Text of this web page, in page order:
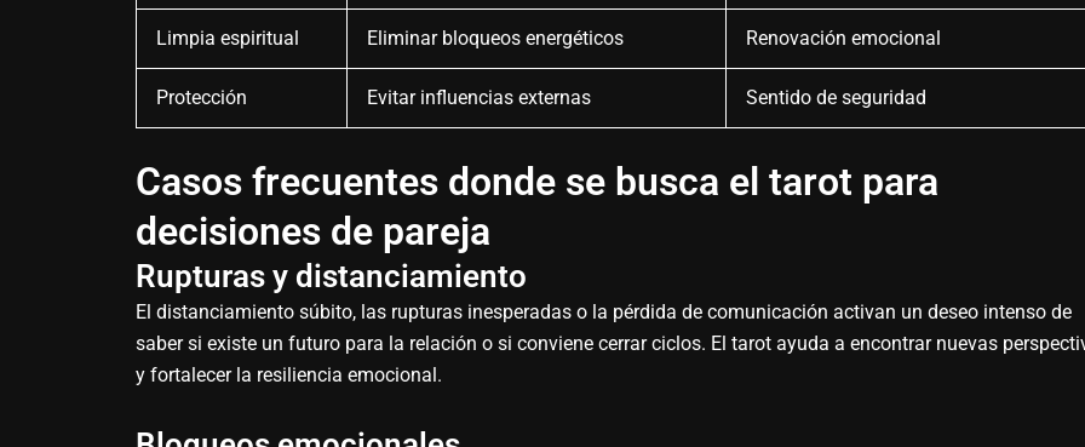
Limpia espiritual Eliminar bloqueos energéticos Renovación emocional
Protección Evitar influencias externas Sentido de seguridad
Casos frecuentes donde se busca el tarot para
decisiones de pareja
Rupturas y distanciamiento
El distanciamiento súbito, las rupturas inesperadas o la pérdida de comunicación activan un deseo intenso de
saber si existe un futuro para la relación o si conviene cerrar ciclos. El tarot ayuda a encontrar nuevas
y fortalecer la resiliencia emocional.